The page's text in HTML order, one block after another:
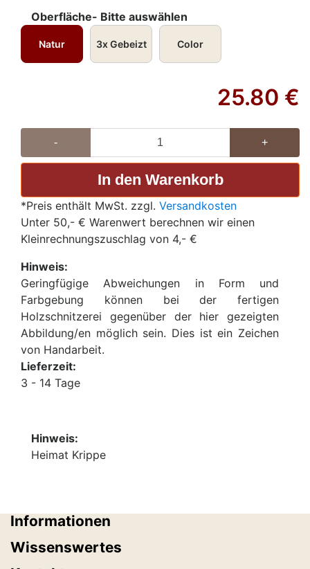
Oberfläche- Bitte auswählen
Natur 3x Gebeizt Color
25.80 €
- +
*Preis enthält MwSt. zzgl. Versandkosten
Unter 50,- € Warenwert berechnen wir einen
Kleinrechnungszuschlag von 4,- €
Hinweis:
Geringfügige Abweichungen in Form und
Farbgebung können bei der fertigen
Holzschnitzerei gegenüber der hier gezeigten
Abbildung/en möglich sein. Dies ist ein Zeichen
von Handarbeit.
Lieferzeit:
3 - 14 Tage
Hinweis:
Heimat Krippe
Informationen
Wissenswertes